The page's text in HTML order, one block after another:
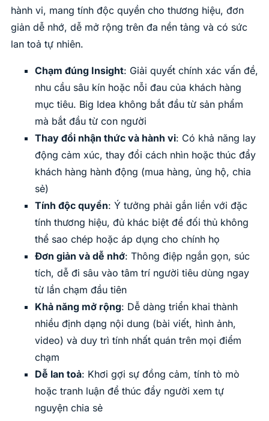
hành vi, mang tính độc quyền cho thương hiệu, đơn
giản dễ nhớ, dễ mở rộng trên đa nền tảng và có sức
lan toả tự nhiên.
Chạm đúng Insight: Giải quyết chính xác vấn đề,
nhu cầu sâu kín hoặc nỗi đau của khách hàng
mục tiêu. Big Idea không bắt đầu từ sản phẩm
mà bắt đầu từ con người
Thay đổi nhận thức và hành vi: Có khả năng lay
động cảm xúc, thay đổi cách nhìn hoặc thúc đẩy
khách hàng hành động (mua hàng, ủng hộ, chia
sẻ)
Tính độc quyền: Ý tưởng phải gắn liền với đặc
tính thương hiệu, đủ khác biệt để đối thủ không
thể sao chép hoặc áp dụng cho chính họ
Đơn giản và dễ nhớ: Thông điệp ngắn gọn, súc
tích, dễ đi sâu vào tâm trí người tiêu dùng ngay
từ lần chạm đầu tiên
Khả năng mở rộng: Dễ dàng triển khai thành
nhiều định dạng nội dung (bài viết, hình ảnh,
video) và duy trì tính nhất quán trên mọi điểm
chạm
Dễ lan toả: Khơi gợi sự đồng cảm, tính tò mò
hoặc tranh luận để thúc đẩy người xem tự
nguyện chia sẻ